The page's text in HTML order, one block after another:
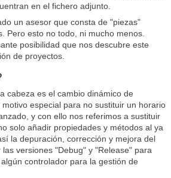
en el fichero adjunto.
un asesor que consta de "piezas"
Pero esto no todo, ni mucho menos.
posibilidad que nos descubre este
de proyectos.
cabeza es el cambio dinámico de
especial para no sustituir un horario
y con ello nos referimos a sustituir
solo añadir propiedades y métodos al ya
la depuración, corrección y mejora del
versiones "Debug" y "Release" para
controlador para la gestión de